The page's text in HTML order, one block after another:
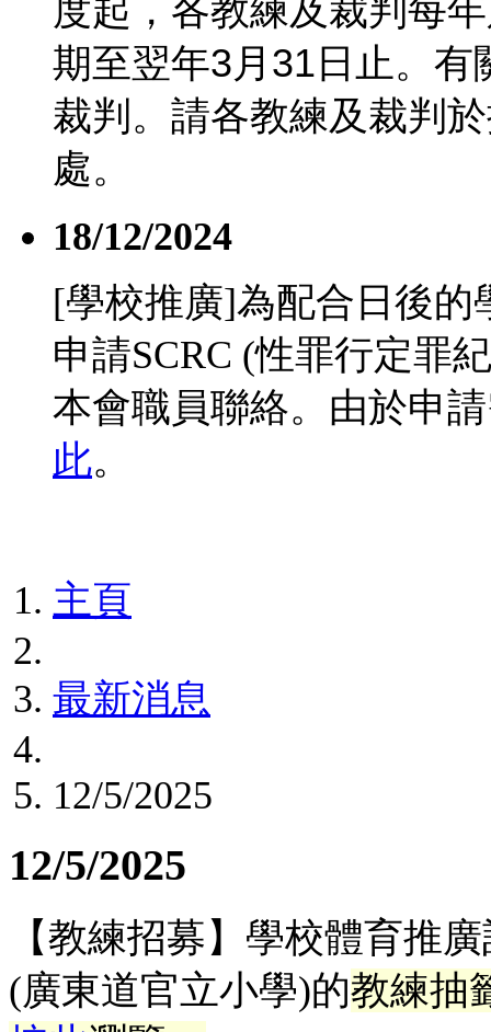
度起，各教練及裁判每
期至翌年3月 31 日止。
裁判。請各教練及裁判
處。
18/12/2024
[學校推廣]為配合日後的
申請SCRC (性罪行定罪
本會職員聯絡。由於申
此。
主頁
最新消息
12/5/2025
12/5/2025
【教練招募】學校體育推
(廣東道官立小學)的教練抽